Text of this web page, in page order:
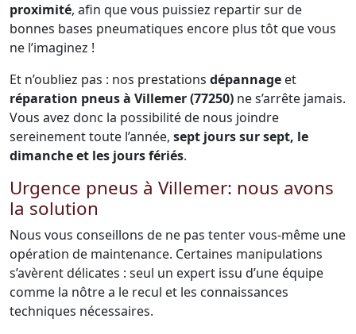
proximité, afin que vous puissiez repartir sur de
bonnes bases pneumatiques encore plus tôt que vous
ne l’imaginez !
Et n’oubliez pas : nos prestations dépannage et
réparation pneus à Villemer (77250) ne s’arrête jamais.
Vous avez donc la possibilité de nous joindre
sereinement toute l’année, sept jours sur sept, le
dimanche et les jours fériés.
Urgence pneus à Villemer: nous avons
la solution
Nous vous conseillons de ne pas tenter vous-même une
opération de maintenance. Certaines manipulations
s’avèrent délicates : seul un expert issu d’une équipe
comme la nôtre a le recul et les connaissances
techniques nécessaires.